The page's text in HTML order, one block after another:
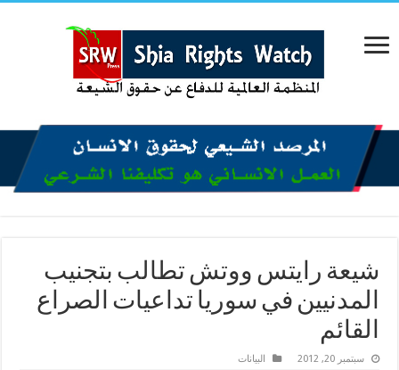
شيعة رايتس ووتش تطالب بتجنيب
المدنيين في سوريا تداعيات الصراع
القائم
سبتمبر 20, 2012 البیانات